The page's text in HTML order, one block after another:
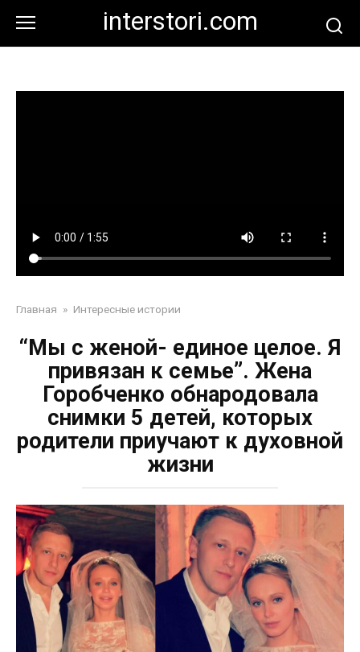
контенту
interstori.com
Главная » Интересные истории
“Мы с женой- единое целое. Я
привязан к семье”. Жена
Горобченко обнародовала
снимки 5 детей, которых
родители приучают к духовной
жизни